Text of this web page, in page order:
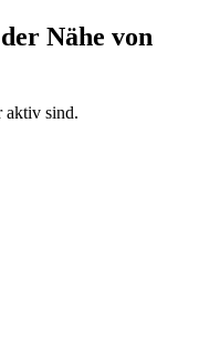
Nähe von
aktiv sind.